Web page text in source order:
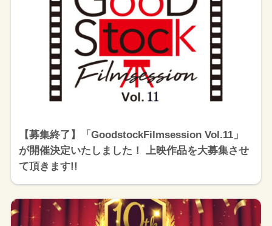
【募集終了】「GoodstockFilmsession Vol.11」
が開催決定いたしました！ 上映作品を大募集させ
て頂きます!!